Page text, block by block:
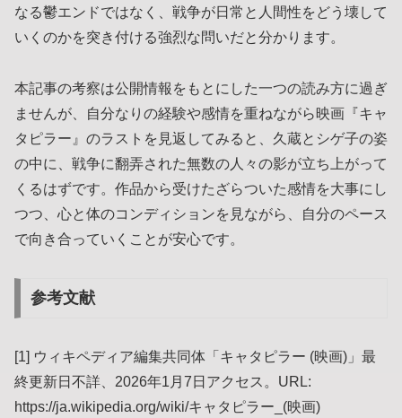
なる鬱エンドではなく、戦争が日常と人間性をどう壊して
いくのかを突き付ける強烈な問いだと分かります。
本記事の考察は公開情報をもとにした一つの読み方に過ぎ
ませんが、自分なりの経験や感情を重ねながら映画『キャ
タピラー』のラストを見返してみると、久蔵とシゲ子の姿
の中に、戦争に翻弄された無数の人々の影が立ち上がって
くるはずです。作品から受けたざらついた感情を大事にし
つつ、心と体のコンディションを見ながら、自分のペース
で向き合っていくことが安心です。
参考文献
[1] ウィキペディア編集共同体「キャタピラー (映画)」最
終更新日不詳、2026年1月7日アクセス。URL:
https://ja.wikipedia.org/wiki/キャタピラー_(映画)